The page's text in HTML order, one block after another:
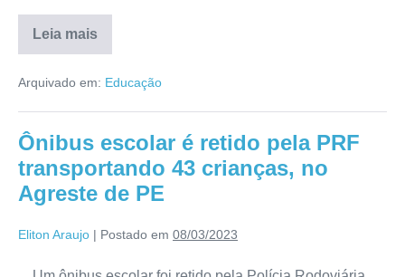
Leia mais
Arquivado em: Educação
Ônibus escolar é retido pela PRF
transportando 43 crianças, no
Agreste de PE
Eliton Araujo | Postado em 08/03/2023